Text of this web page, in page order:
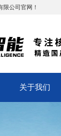
公司官网！
关于我们